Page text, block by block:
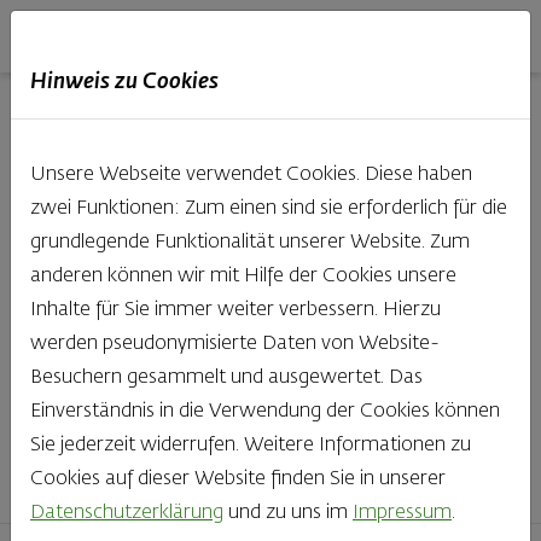
Backstube entdecken
Was gibt es Schöneres, als bei Brot & Gebäck die Qual
der Wahl zu haben? Noch dazu, wenn so großer Wert
auf den kleinen, feinen Unterschied gelegt wird, wie bei
Haubis. Beste Zutaten und Handwerk, das seinen
Namen auch verdient – das schmeckt man einfach!
Finden Sie Ihr Lieblingsprodukt
Hinweis zu Cookies
Unsere Webseite verwendet Cookies. Diese haben
zwei Funktionen: Zum einen sind sie erforderlich für die
grundlegende Funktionalität unserer Website. Zum
anderen können wir mit Hilfe der Cookies unsere
Inhalte für Sie immer weiter verbessern. Hierzu
werden pseudonymisierte Daten von Website-
Besuchern gesammelt und ausgewertet. Das
Einverständnis in die Verwendung der Cookies können
Sie jederzeit widerrufen. Weitere Informationen zu
Cookies auf dieser Website finden Sie in unserer
Datenschutzerklärung und zu uns im Impressum.